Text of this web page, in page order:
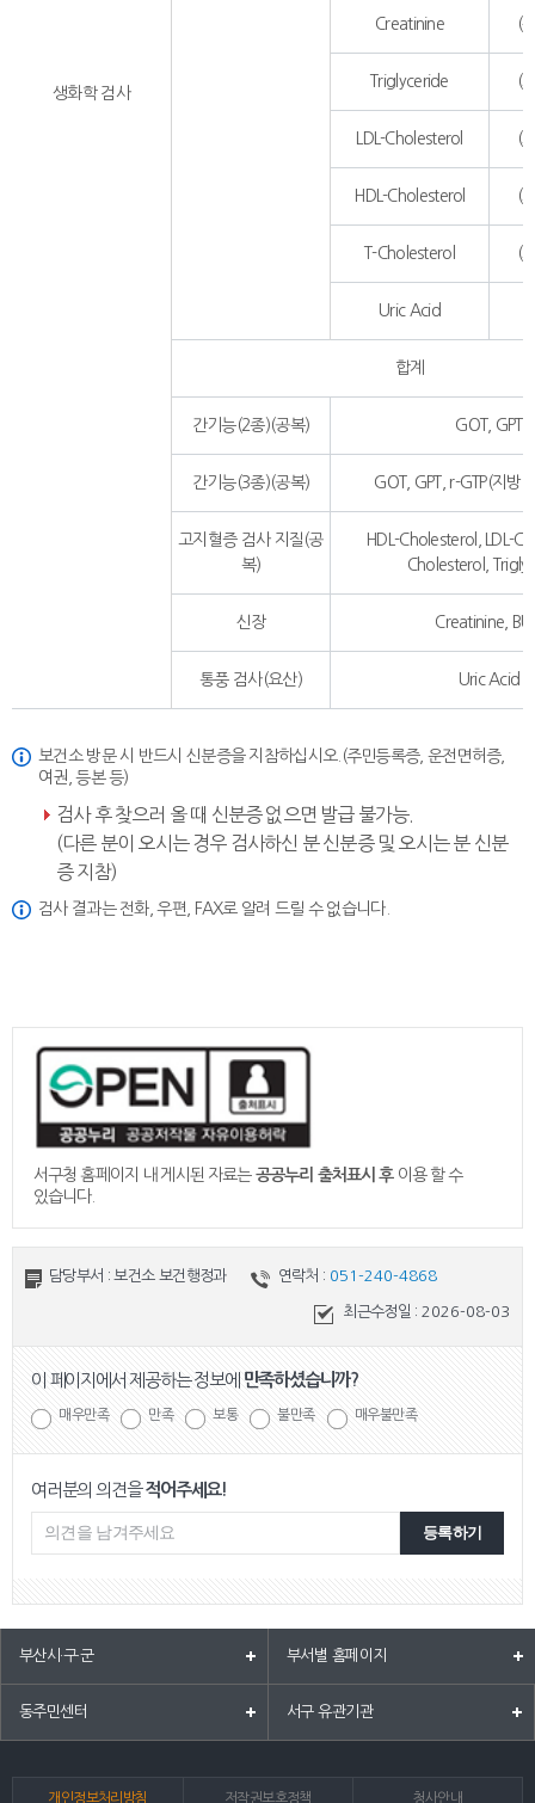
생화학 검사
Creatinine (
Triglyceride (
LDL-Cholesterol (
HDL-Cholesterol (
T-Cholesterol (
Uric Acid
합계
간기능(2종)(공복) GOT, GPT
간기능(3종)(공복) GOT, GPT, r-GTP(지방
고지혈증 검사 지질(공
복)
HDL-Cholesterol, LDL-
Cholesterol,
신장 Creatinine,
통풍 검사(요산) Uric Acid
보건소 방문 시 반드시 신분증을 지참하십시오.(주민등록증, 운전면허증,
여권, 등본 등)
검사 후 찾으러 올 때 신분증 없으면 발급 불가능.
(다른 분이 오시는 경우 검사하신 분 신분증 및 오시는 분 신분
증 지참)
검사 결과는 전화, 우편, FAX로 알려 드릴 수 없습니다.
서구청 홈페이지 내 게시된 자료는 공공누리 출처표시 후 이용 할 수
있습니다.
담당부서 : 보건소 보건행정과 연락처 : 051-240-4868
최근수정일 : 2026-08-03
이 페이지에서 제공하는 정보에 만족하셨습니까?
매우만족 만족 보통 불만족 매우불만족
여러분의 의견을적어주세요!
등록하기
부산시·구·군 부서별 홈페이지
동주민센터 서구 유관기관
개인정보처리방침 저작권보호정책 청사안내